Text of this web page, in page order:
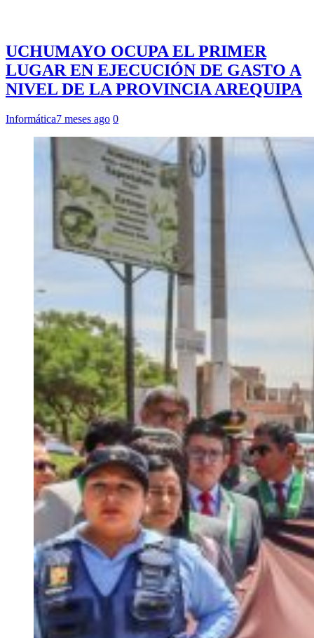
UCHUMAYO OCUPA EL PRIMER
LUGAR EN EJECUCIÓN DE GASTO A
NIVEL DE LA PROVINCIA AREQUIPA
Informática7 meses ago 0